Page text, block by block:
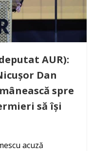
AUR):
Dan
spre
să își
acuză